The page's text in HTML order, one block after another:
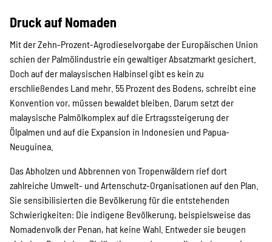
Druck auf Nomaden
Mit der Zehn-Prozent-Agrodieselvorgabe der Europäischen Union
schien der Palmölindustrie ein gewaltiger Absatzmarkt gesichert.
Doch auf der malaysischen Halbinsel gibt es kein zu
erschließendes Land mehr. 55 Prozent des Bodens, schreibt eine
Konvention vor, müssen bewaldet bleiben. Darum setzt der
malaysische Palmölkomplex auf die Ertragssteigerung der
Ölpalmen und auf die Expansion in Indonesien und Papua-
Neuguinea.
Das Abholzen und Abbrennen von Tropenwäldern rief dort
zahlreiche Umwelt- und Artenschutz-Organisationen auf den Plan.
Sie sensibilisierten die Bevölkerung für die entstehenden
Schwierigkeiten: Die indigene Bevölkerung, beispielsweise das
Nomadenvolk der Penan, hat keine Wahl. Entweder sie beugen